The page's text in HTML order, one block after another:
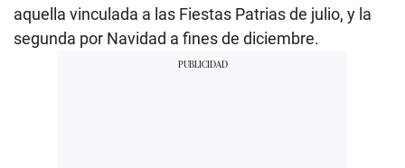
aquella vinculada a las Fiestas Patrias de julio, y la
segunda por Navidad a fines de diciembre.